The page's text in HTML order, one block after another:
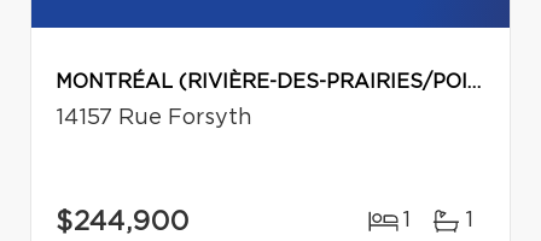
MONTRÉAL (RIVIÈRE-DES-PRAIRIES/POINTE-AUX-TREMBLES)
14157 Rue Forsyth
$244,900 1 1